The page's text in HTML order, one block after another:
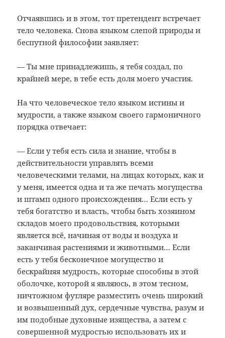
Отчаявшись и в этом, тот претендент встречает
тело человека. Снова языком слепой природы и
беспутной философии заявляет:
— Ты мне принадлежишь, я тебя создал, по
крайней мере, в тебе есть доля моего участия.
На что человеческое тело языком истины и
мудрости, а также языком своего гармоничного
порядка отвечает:
— Если у тебя есть сила и знание, чтобы в
действительности управлять всеми
человеческими телами, на лицах которых, как и
у меня, имеется одна и та же печать могущества
и штамп одного происхождения… Если есть у
тебя богатство и власть, чтобы быть хозяином
складов моего продовольствия, которыми
является всё, начиная от воды и воздуха и
заканчивая растениями и животными… Если
есть у тебя бесконечное могущество и
бескрайняя мудрость, которые способны в этой
оболочке, которой я являюсь, в этом тесном,
ничтожном футляре разместить очень широкий
и возвышенный дух, сердечные чувства, разум и
им подобные духовные изящества, а затем с
совершенной мудростью использовать их и